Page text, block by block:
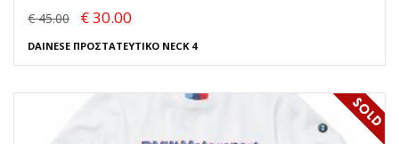
€ 45.00 € 30.00
DAINESE ΠΡΟΣΤΑΤΕΥΤΙΚΟ NECK 4